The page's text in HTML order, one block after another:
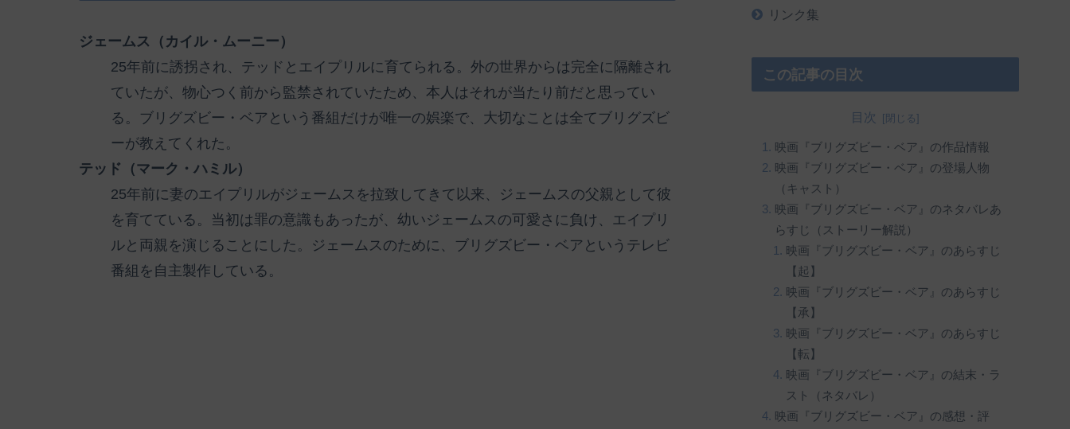
ジェームス（カイル・ムーニー）
25年前に誘拐され、テッドとエイプリルに育てられる。外の世界からは完全に隔離され
ていたが、物心つく前から監禁されていたため、本人はそれが当たり前だと思ってい
る。ブリグズビー・ベアという番組だけが唯一の娯楽で、大切なことは全てブリグズビ
ーが教えてくれた。
テッド（マーク・ハミル）
25年前に妻のエイプリルがジェームスを拉致してきて以来、ジェームスの父親として彼
を育てている。当初は罪の意識もあったが、幼いジェームスの可愛さに負け、エイプリ
ルと両親を演じることにした。ジェームスのために、ブリグズビー・ベアというテレビ
番組を自主製作している。
リンク集
この記事の目次
目次
映画『ブリグズビー・ベア』の作品情報
映画『ブリグズビー・ベア』の登場人物
（キャスト）
映画『ブリグズビー・ベア』のネタバレあ
らすじ（ストーリー解説）
映画『ブリグズビー・ベア』のあらすじ
【起】
映画『ブリグズビー・ベア』のあらすじ
【承】
映画『ブリグズビー・ベア』のあらすじ
【転】
映画『ブリグズビー・ベア』の結末・ラ
スト（ネタバレ）
映画『ブリグズビー・ベア』の感想・評